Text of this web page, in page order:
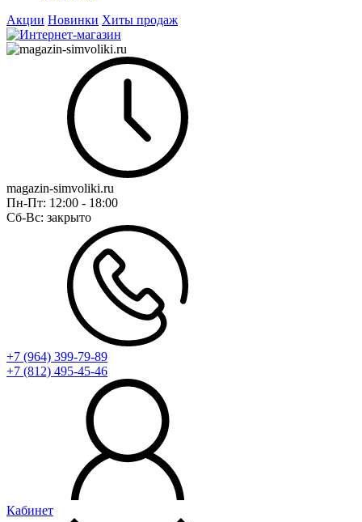
Акции Новинки Хиты продаж
magazin-simvoliki.ru
Пн-Пт: 12:00 - 18:00
Сб-Вс: закрыто
+7 (964) 399-79-89
+7 (812) 495-45-46
Кабинет